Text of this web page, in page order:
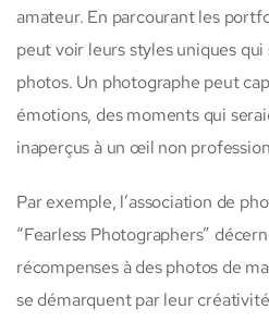
amateur. En parcourant les
peut voir leurs styles uniques
photos. Un photographe peut
émotions, des moments qui
inaperçus à un œil non
Par exemple, l’association de
“Fearless Photographers”
récompenses à des photos de
se démarquent par leur